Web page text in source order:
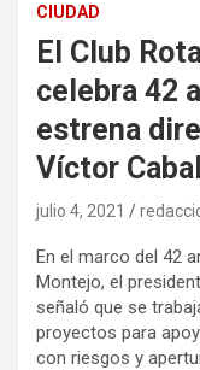
CIUDAD
El Club
celebra 42
estrena
Víctor
julio 4, 2021
En el marco del 42
Montejo, el
señaló que se
proyectos para
con riesgos y